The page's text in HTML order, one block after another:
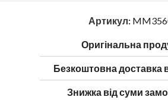
Артикул:
Оригінальна
Безкоштовна доставка
Знижка від суми